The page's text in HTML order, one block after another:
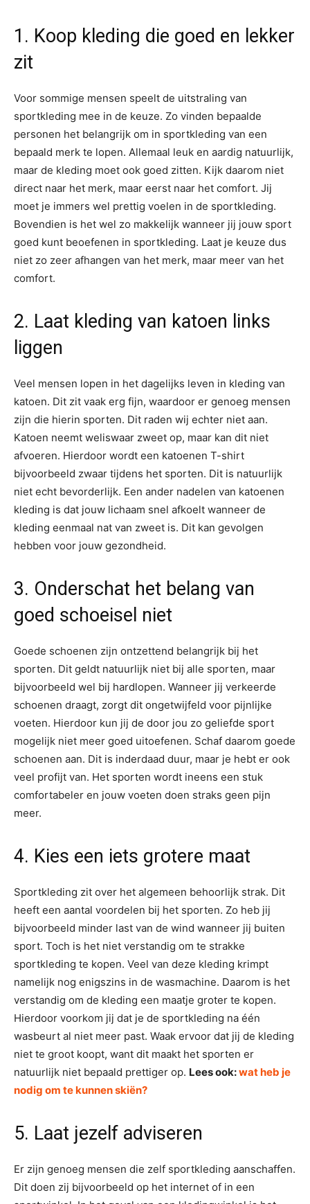
1. Koop kleding die goed en lekker
zit
Voor sommige mensen speelt de uitstraling van
sportkleding mee in de keuze. Zo vinden bepaalde
personen het belangrijk om in sportkleding van een
bepaald merk te lopen. Allemaal leuk en aardig natuurlijk,
maar de kleding moet ook goed zitten. Kijk daarom niet
direct naar het merk, maar eerst naar het comfort. Jij
moet je immers wel prettig voelen in de sportkleding.
Bovendien is het wel zo makkelijk wanneer jij jouw sport
goed kunt beoefenen in sportkleding. Laat je keuze dus
niet zo zeer afhangen van het merk, maar meer van het
comfort.
2. Laat kleding van katoen links
liggen
Veel mensen lopen in het dagelijks leven in kleding van
katoen. Dit zit vaak erg fijn, waardoor er genoeg mensen
zijn die hierin sporten. Dit raden wij echter niet aan.
Katoen neemt weliswaar zweet op, maar kan dit niet
afvoeren. Hierdoor wordt een katoenen T-shirt
bijvoorbeeld zwaar tijdens het sporten. Dit is natuurlijk
niet echt bevorderlijk. Een ander nadelen van katoenen
kleding is dat jouw lichaam snel afkoelt wanneer de
kleding eenmaal nat van zweet is. Dit kan gevolgen
hebben voor jouw gezondheid.
3. Onderschat het belang van
goed schoeisel niet
Goede schoenen zijn ontzettend belangrijk bij het
sporten. Dit geldt natuurlijk niet bij alle sporten, maar
bijvoorbeeld wel bij hardlopen. Wanneer jij verkeerde
schoenen draagt, zorgt dit ongetwijfeld voor pijnlijke
voeten. Hierdoor kun jij de door jou zo geliefde sport
mogelijk niet meer goed uitoefenen. Schaf daarom goede
schoenen aan. Dit is inderdaad duur, maar je hebt er ook
veel profijt van. Het sporten wordt ineens een stuk
comfortabeler en jouw voeten doen straks geen pijn
meer.
4. Kies een iets grotere maat
Sportkleding zit over het algemeen behoorlijk strak. Dit
heeft een aantal voordelen bij het sporten. Zo heb jij
bijvoorbeeld minder last van de wind wanneer jij buiten
sport. Toch is het niet verstandig om te strakke
sportkleding te kopen. Veel van deze kleding krimpt
namelijk nog enigszins in de wasmachine. Daarom is het
verstandig om de kleding een maatje groter te kopen.
Hierdoor voorkom jij dat je de sportkleding na één
wasbeurt al niet meer past. Waak ervoor dat jij de kleding
niet te groot koopt, want dit maakt het sporten er
natuurlijk niet bepaald prettiger op. Lees ook:wat heb je
nodig om te kunnen skiën?
5. Laat jezelf adviseren
Er zijn genoeg mensen die zelf sportkleding aanschaffen.
Dit doen zij bijvoorbeeld op het internet of in een